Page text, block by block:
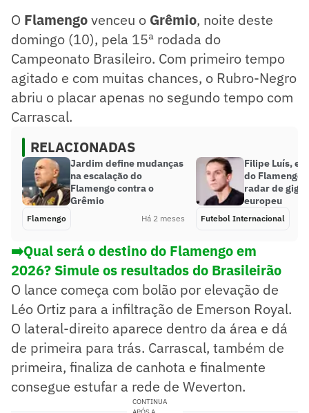
O Flamengovenceu o Grêmio, noite deste
domingo (10), pela 15ª rodada do
Campeonato Brasileiro. Com primeiro tempo
agitado e com muitas chances, o Rubro-Negro
abriu o placar apenas no segundo tempo com
Carrascal.
RELACIONADAS
Jardim define mudanças
na escalação do
Flamengo contra o
Grêmio
Flamengo Há 2 meses
Filipe Luís,
do Flamengo,
radar de
europeu
Futebol Internacional
➡️Qual será o destino do Flamengo em
2026? Simule os resultados do Brasileirão
O lance começa com bolão por elevação de
Léo Ortiz para a infiltração de Emerson Royal.
O lateral-direito aparece dentro da área e dá
de primeira para trás. Carrascal, também de
primeira, finaliza de canhota e finalmente
consegue estufar a rede de Weverton.
CONTINUA